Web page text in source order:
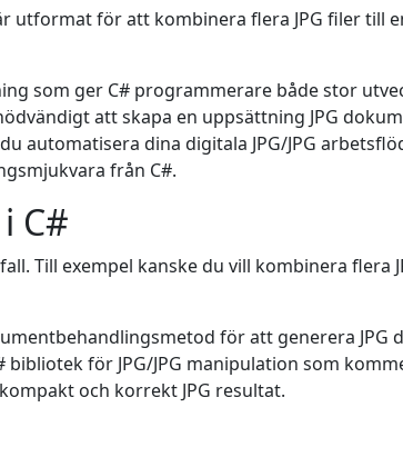
utformat för att kombinera flera JPG filer till
som ger C# programmerare både stor
att skapa en uppsättning JPG
automatisera dina digitala JPG/JPG
från C#.
C#
Till exempel kanske du vill kombinera
för att generera JPG
för JPG/JPG manipulation som
och korrekt JPG resultat.